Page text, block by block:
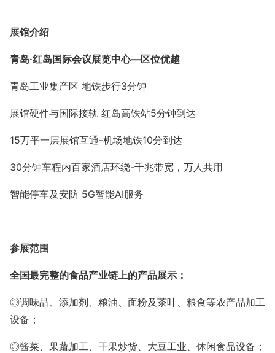
展馆介绍
青岛·红岛国际会议展览中心—区位优越
青岛工业集产区 地铁步行3分钟
展馆硬件与国际接轨 红岛高铁站5分钟到达
15万平一层展馆互通-机场地铁10分到达
30分钟车程内百家酒店环绕-千兆带宽，万人共用
智能停车及安防 5G智能AI服务
参展范围
全国最完整的食品产业链上的产品展示：
◎调味品、添加剂、粮油、面粉及茶叶、粮食等农产品加工
设备；
◎酱菜、果蔬加工、干果炒货、大豆工业、休闲食品设备；